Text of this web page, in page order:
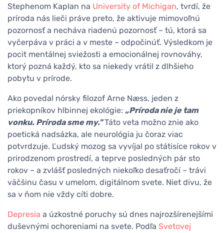
Stephenom Kaplan na University of Michigan, tvrdí, že
príroda nás lieči práve preto, že aktivuje mimovoľnú
pozornosť a necháva riadenú pozornosť – tú, ktorá sa
vyčerpáva v práci a v meste – odpočinúť. Výsledkom je
pocit mentálnej sviežosti a emocionálnej rovnováhy,
ktorý pozná každý, kto sa niekedy vrátil z dlhšieho
pobytu v prírode.
Ako povedal nórsky filozof Arne Næss, jeden z
priekopníkov hlbinnej ekológie: „Príroda nie je tam
vonku. Príroda sme my."Táto veta možno znie ako
poetická nadsázka, ale neurológia ju čoraz viac
potvrdzuje. Ľudský mozog sa vyvíjal po státisíce rokov v
prirodzenom prostredí, a teprve posledných pár sto
rokov – a zvlášť posledných niekoľko desaťročí – trávi
väčšinu času v umelom, digitálnom svete. Niet divu, že
sa v ňom nie vždy cíti dobre.
Depresia a úzkostné poruchy sú dnes najrozšírenejšími
duševnými ochoreniami na svete. Podľa Svetovej